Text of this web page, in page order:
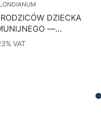
DZIECKA
—
- druk
50 szt.
VATVAT